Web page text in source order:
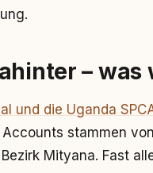
–
und die Uganda
stammen
Mityana. Fast